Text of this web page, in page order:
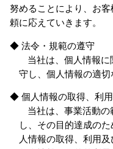
努めることにより、お
頼に応えていきます。
◆ 法令・規範の遵守
当社は、個人情報
守し、個人情報の適切
◆ 個人情報の取得、利
当社は、事業活動
し、その目的達成の
人情報の取得、利用